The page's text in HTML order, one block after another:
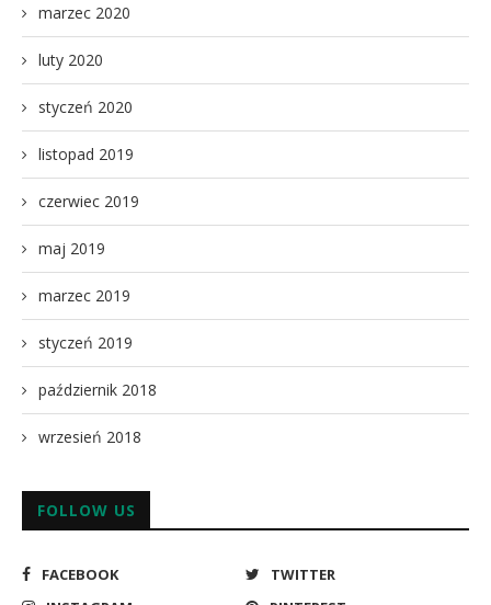
marzec 2020
luty 2020
styczeń 2020
listopad 2019
czerwiec 2019
maj 2019
marzec 2019
styczeń 2019
październik 2018
wrzesień 2018
FOLLOW US
FACEBOOK
TWITTER